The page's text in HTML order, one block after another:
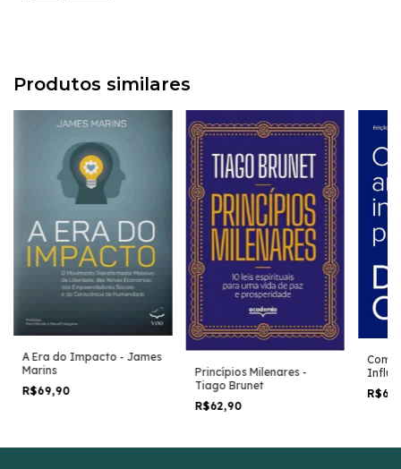
Produtos similares
A Era do Impacto - James
Marins
R$69,90
Princípios Milenares -
Tiago Brunet
R$62,90
Como